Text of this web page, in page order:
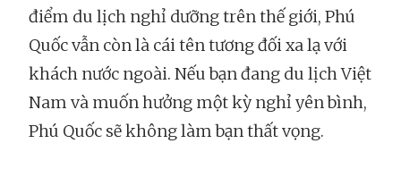
điểm du lịch nghỉ dưỡng trên thế giới, Phú
Quốc vẫn còn là cái tên tương đối xa lạ với
khách nước ngoài. Nếu bạn đang du lịch Việt
Nam và muốn hưởng một kỳ nghỉ yên bình,
Phú Quốc sẽ không làm bạn thất vọng.